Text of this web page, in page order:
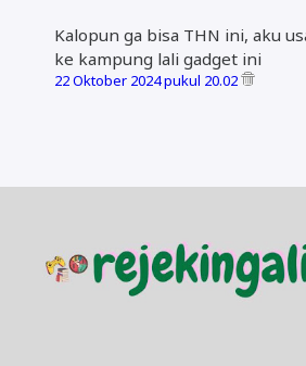
Kalopun ga bisa THN ini, aku
ke kampung lali gadget ini
22 Oktober 2024 pukul 20.02